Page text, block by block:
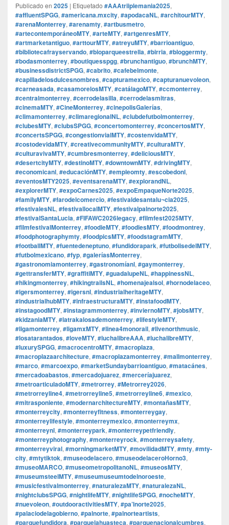
Publicado en 2025 | Etiquetado #AAAtriiplemania2025,
#affluentSPGG, #americana.mxcity, #apodacaNL, #architourMTY,
#arenaMonterrey, #arenamty, #artbusmetro,
#artecontemporáneoMTY, #arteMTY, #artgenresMTY,
#artmarketantiguo, #arttourMTY, #atreyuMTY, #barrioantiguo,
#bibliotecafrayservando, #bioparqueestrella, #birria, #bloggermty,
#bodasmonterrey, #boutiquesspgg, #brunchantiguo, #brunchMTY,
#businessdistrictSPGG, #cabrito, #cafebelmonte,
#capilladelosdulcesnombres, #capturamexico, #capturanuevoleon,
#carneasada, #casamorelosMTY, #catálagoMTY, #ccmonterrey,
#centralmonterrey, #cerrodelasilla, #cerrodelasmitras,
#cinemaMTY, #CineMonterrey, #cinepolisGalerías,
#climamonterrey, #climaregionalNL, #clubdefutbolmonterrey,
#clubesMTY, #clubsSPGG, #concertomonterrey, #concertosMTY,
#concertsSPGG, #congestionvialMTY, #costenvidaMTY,
#costodevidaMTY, #creativecommunityMTY, #culturaMTY,
#culturavivaMTY, #cumbresmonterrey, #deliciousMTY,
#desertcityMTY, #destinoMTY, #downtownMTY, #drivingMTY,
#economicanl, #educaciónMTY, #empleomty, #escobedonl,
#eventosMTY2025, #eventsarenaMTY, #explorandNL,
#explorerMTY, #expoCarnes2025, #expoEmpaqueNorte2025,
#familyMTY, #farodelcomercio, #festivaldesantalu¬cia2025,
#festivalesNL, #festivallocalMTY, #festivalpalnorte2025,
#festivalSantaLucia, #FIFAWC2026legacy, #filmfest2025MTY,
#filmfestivalMonterrey, #foodieMTY, #foodiesMTY, #foodmontrey,
#foodphotographymty, #foodpicsMTY, #foodstagramMTY,
#footballMTY, #fuentedeneptuno, #fundidorapark, #futbolisedelMTY,
#futbolmexicano, #fyp, #galeríasMonterrey,
#gastronomiamonterrey, #gastronomíanl, #gaymonterrey,
#gettransferMTY, #graffitiMTY, #guadalupeNL, #happinessNL,
#hikingmonterrey, #hikingtrailsNL, #homenajealsol, #hornodelaceo,
#igersmonterrey, #igersnl, #industrialheritageMTY,
#industrialhubMTY, #infraestructuraMTY, #instafoodMTY,
#instagoodMTY, #instagrammonterrey, #inviernoMTY, #jobsMTY,
#kidzaniaMTY, #latrakalosademonterrey, #lifestyleMTY,
#ligamonterrey, #ligamxMTY, #linea4monorail, #livenorthmusic,
#losatarantados, #loveMTY, #luchalibreAAA, #luchalibreMTY,
#luxurySPGG, #macrocentroMTY, #macroplaza,
#macroplazaarchitecture, #macroplazamonterrey, #mallmonterrey,
#marco, #marcoexpo, #marketSundaybarrioantiguo, #matacánes,
#mercadoabastos, #mercadojuarez, #merceríajuarez,
#metroarticuladoMTY, #metrorrey, #Metrorrey2026,
#metrorreyline4, #metrorreyline5, #metrorreyline6, #mexico,
#mitrasponiente, #modernarchitectureMTY, #montañasMTY,
#monterreycity, #monterreyfitness, #monterreygay,
#monterreylifestyle, #monterreymexico, #monterreymx,
#monterreynl, #monterreypark, #monterreypetfriendly,
#monterreyphotography, #monterreyrock, #monterreysafety,
#monterreyviral, #morningmarketMTY, #movilidadMTY, #mty, #mty-
city, #mtytiktok, #museodelacero, #museodelaceroHorno3,
#museoMARCO, #museometropolitanoNL, #museosMTY,
#museumsteelMTY, #museumuseumtodelnoroeste,
#musicfestivalmonterrey, #naturalezaMTY, #naturalezaNL,
#nightclubsSPGG, #nightlifeMTY, #nightlifeSPGG, #nocheMTY,
#nuevoleon, #outdooractivitiesMTY, #pa’lnorte2025,
#palaciodelagobierno, #palnorte, #palnorteartists,
#parquefundidora, #parquelahuasteca, #parquenacionalcumbres,